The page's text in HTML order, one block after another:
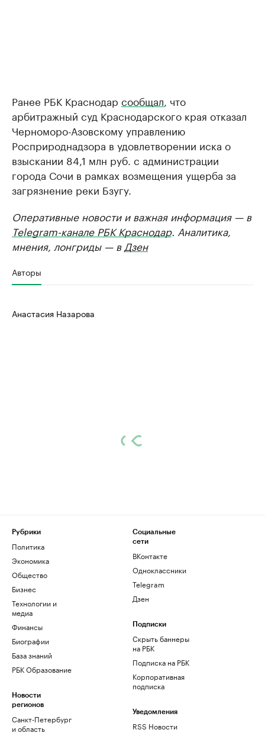
Ранее РБК Краснодар сообщал , что
арбитражный суд Краснодарского края отказал
Черноморо-Азовскому управлению
Росприроднадзора в удовлетворении иска о
взыскании 84,1 млн руб. с администрации
города Сочи в рамках возмещения ущерба за
загрязнение реки Бзугу.
Оперативные новости и важная информация — в
Telegram-канале РБК Краснодар. Аналитика,
мнения, лонгриды — в Дзен
Авторы
Анастасия Назарова
Рубрики
Политика
Экономика
Общество
Бизнес
Технологии и
медиа
Финансы
Биографии
База знаний
РБК Образование
Новости
регионов
Санкт-Петербург
и область
Социальные
сети
ВКонтакте
Одноклассники
Telegram
Дзен
Подписки
Скрыть баннеры
на РБК
Подписка на РБК
Корпоративная
подписка
Уведомления
RSS Новости